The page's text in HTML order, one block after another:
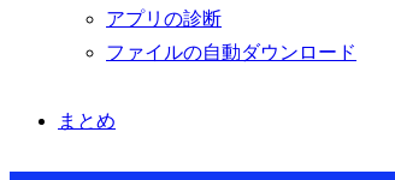
アプリの診断
ファイルの自動ダウンロード
まとめ